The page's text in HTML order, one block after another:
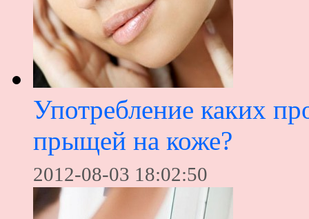
Употребление каких
прыщей на коже?
2012-08-03 18:02:50